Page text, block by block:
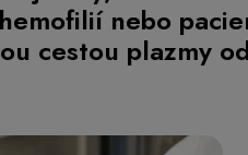
nebo
cestou plazmy